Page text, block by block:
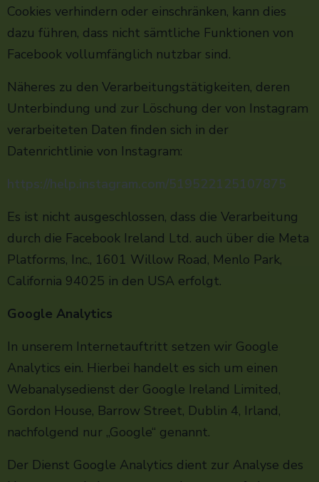
Cookies verhindern oder einschränken, kann dies
dazu führen, dass nicht sämtliche Funktionen von
Facebook vollumfänglich nutzbar sind.
Näheres zu den Verarbeitungstätigkeiten, deren
Unterbindung und zur Löschung der von Instagram
verarbeiteten Daten finden sich in der
Datenrichtlinie von Instagram:
https://help.instagram.com/519522125107875
Es ist nicht ausgeschlossen, dass die Verarbeitung
durch die Facebook Ireland Ltd. auch über die Meta
Platforms, Inc., 1601 Willow Road, Menlo Park,
California 94025 in den USA erfolgt.
Google Analytics
In unserem Internetauftritt setzen wir Google
Analytics ein. Hierbei handelt es sich um einen
Webanalysedienst der Google Ireland Limited,
Gordon House, Barrow Street, Dublin 4, Irland,
nachfolgend nur „Google“ genannt.
Der Dienst Google Analytics dient zur Analyse des